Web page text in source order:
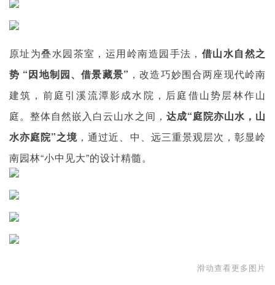
原址为叠水园茶室，运用岭南造园手法， 借山水自然之
势 “因地制园、借景藏景” ，改造巧妙围合两座现代岭南
建筑，前庭引溪流潭影成水院，后庭借山势层林作山
庭。整体自然嵌入白云山水之间， 达成“庭院亦山水，山
水亦庭院”之境 ，通过近、中、远三重景观层次，彰显岭
南园林“小中见大”的设计精髓。
滑动查看更多图片